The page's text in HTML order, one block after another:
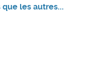
les autres...